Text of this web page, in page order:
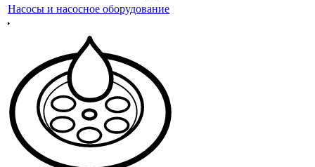
Насосы и насосное оборудование